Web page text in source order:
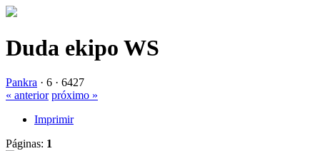
Duda ekipo WS
Pankra · 6 · 6427
« anterior próximo »
Imprimir
Páginas: 1